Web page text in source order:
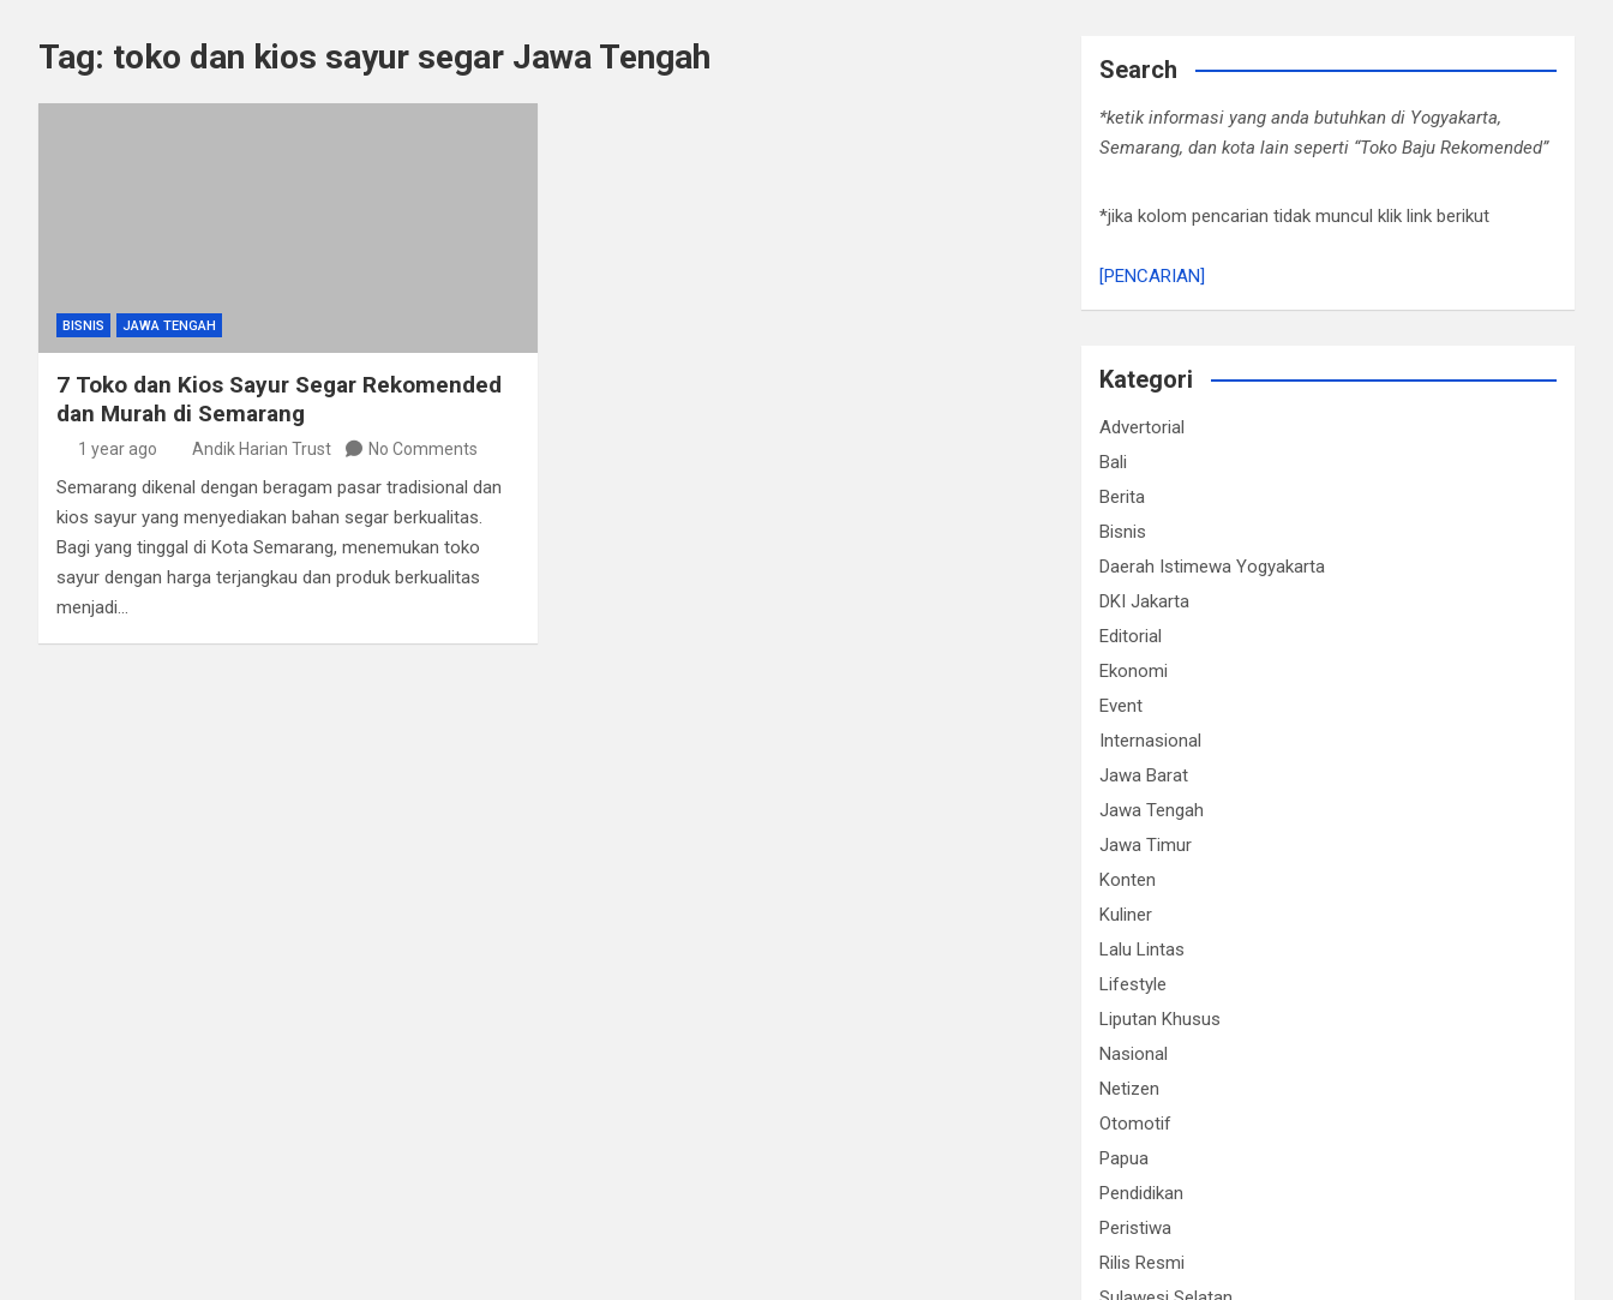
Tag: toko dan kios sayur segar Jawa Tengah
BISNIS JAWA TENGAH
7 Toko dan Kios Sayur Segar Rekomended
dan Murah di Semarang
1 year ago Andik Harian Trust No Comments
Semarang dikenal dengan beragam pasar tradisional dan
kios sayur yang menyediakan bahan segar berkualitas.
Bagi yang tinggal di Kota Semarang, menemukan toko
sayur dengan harga terjangkau dan produk berkualitas
menjadi…
Search
*ketik informasi yang anda butuhkan di Yogyakarta,
Semarang, dan kota lain seperti “Toko Baju Rekomended”
*jika kolom pencarian tidak muncul klik link berikut
[PENCARIAN]
Kategori
Advertorial
Bali
Berita
Bisnis
Daerah Istimewa Yogyakarta
DKI Jakarta
Editorial
Ekonomi
Event
Internasional
Jawa Barat
Jawa Tengah
Jawa Timur
Konten
Kuliner
Lalu Lintas
Lifestyle
Liputan Khusus
Nasional
Netizen
Otomotif
Papua
Pendidikan
Peristiwa
Rilis Resmi